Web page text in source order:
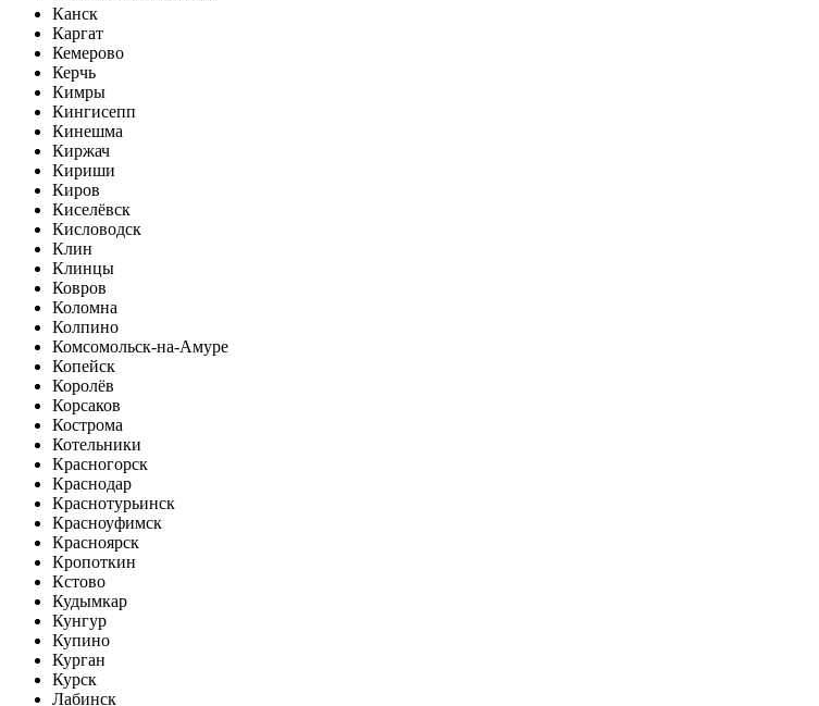
Канск
Каргат
Кемерово
Керчь
Кимры
Кингисепп
Кинешма
Киржач
Кириши
Киров
Киселёвск
Кисловодск
Клин
Клинцы
Ковров
Коломна
Колпино
Комсомольск-на-Амуре
Копейск
Королёв
Корсаков
Кострома
Котельники
Красногорск
Краснодар
Краснотурьинск
Красноуфимск
Красноярск
Кропоткин
Кстово
Кудымкар
Кунгур
Купино
Курган
Курск
Лабинск